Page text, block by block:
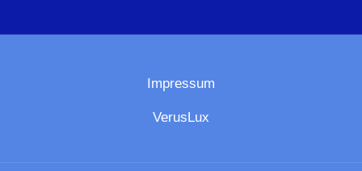
Impressum
VerusLux